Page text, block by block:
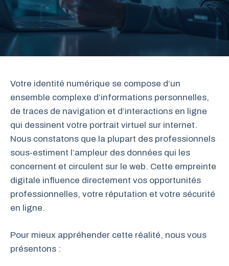
Votre identité numérique se compose d’un
ensemble complexe d’informations personnelles,
de traces de navigation et d’interactions en ligne
qui dessinent votre portrait virtuel sur internet.
Nous constatons que la plupart des professionnels
sous-estiment l’ampleur des données qui les
concernent et circulent sur le web. Cette empreinte
digitale influence directement vos opportunités
professionnelles, votre réputation et votre sécurité
en ligne.
Pour mieux appréhender cette réalité, nous vous
présentons :